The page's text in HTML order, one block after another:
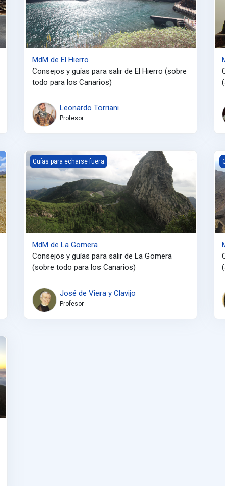
MdM de El Hierro
Consejos y guías para salir de El Hierro (sobre
todo para los Canarios)
Leonardo Torriani
Profesor
MdM de La Gomera
Guías para echarse fuera
MdM de La Gomera
Consejos y guías para salir de La Gomera
(sobre todo para los Canarios)
José de Viera y Clavijo
Profesor